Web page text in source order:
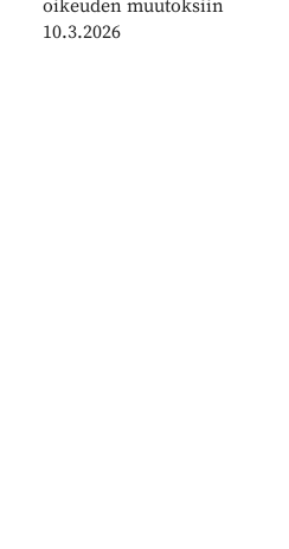
oikeuden muutoksiin
10.3.2026